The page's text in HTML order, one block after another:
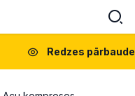
Redzes pārbaude